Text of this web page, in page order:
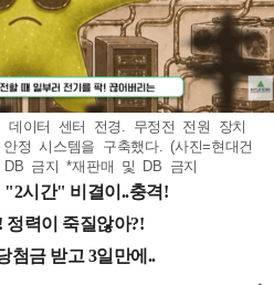
데이터 센터 전경. 무정전 전원 장치
정 시스템을 구축했다. (사진=현대건
금지 *재판매 및 DB 금지